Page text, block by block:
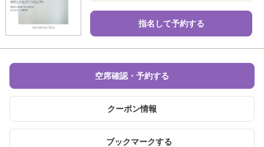
指名して予約する
空席確認・予約する
クーポン情報
ブックマークする